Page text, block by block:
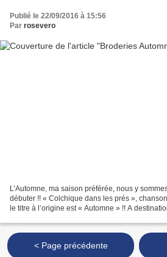
Publié le 22/09/2016 à 15:56
Par rosevero
L’Automne, ma saison préférée, nous y
débuter !! « Colchique dans les prés »,
le titre à l’origine est « Automne » !! A
< Page précédente